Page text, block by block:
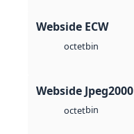
Webside ECW
octetbin
Webside Jpeg2000
octetbin